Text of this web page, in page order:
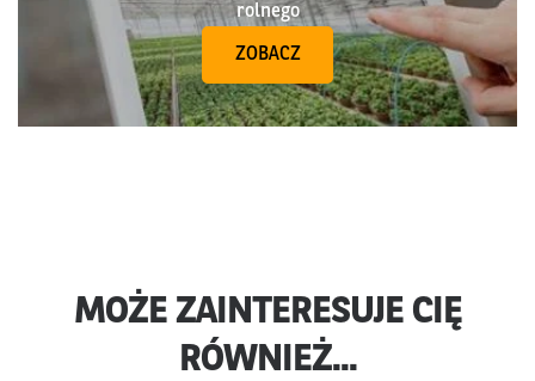
rolnego
ZOBACZ
MOŻE ZAINTERESUJE CIĘ
RÓWNIEŻ...